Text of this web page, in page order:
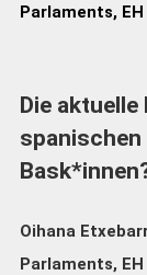
Parlaments,
Die
Oihana
Parlaments,